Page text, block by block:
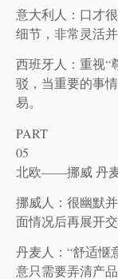
意大利人：口才
细节，非常灵活
西班牙人：重视“
驳，当重要的事
易。
PART
05
北欧——挪威 丹
挪威人：很幽默
面情况后再展开交
丹麦人：“舒适惬
意只需要弄清产